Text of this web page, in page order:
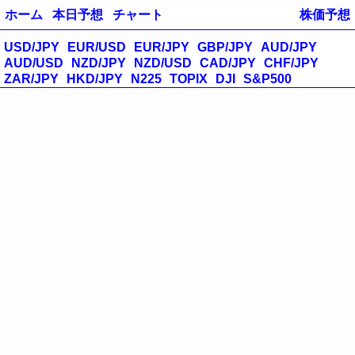
株価予想
ホーム 本日予想 チャート
USD/JPY EUR/USD EUR/JPY GBP/JPY AUD/JPY
AUD/USD
NZD/JPY NZD/USD CAD/JPY CHF/JPY
ZAR/JPY
HKD/JPY N225 TOPIX DJI S&P500